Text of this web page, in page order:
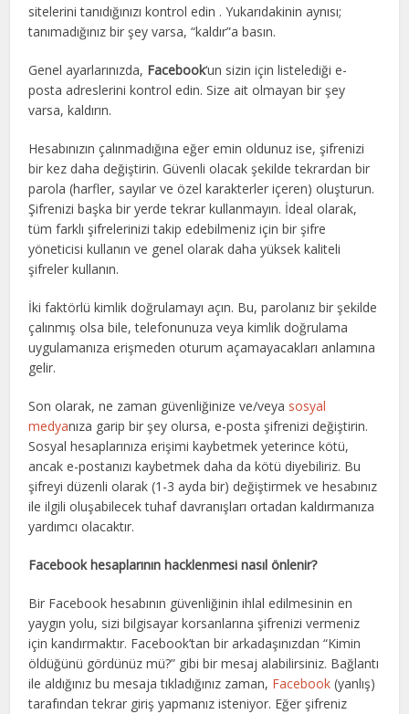
sitelerini tanıdığınızı kontrol edin . Yukarıdakinin aynısı;
tanımadığınız bir şey varsa, “kaldır”a basın.
Genel ayarlarınızda, Facebook‘un sizin için listelediği e-
posta adreslerini kontrol edin. Size ait olmayan bir şey
varsa, kaldırın.
Hesabınızın çalınmadığına eğer emin oldunuz ise, şifrenizi
bir kez daha değiştirin. Güvenli olacak şekilde tekrardan bir
parola (harfler, sayılar ve özel karakterler içeren) oluşturun.
Şifrenizi başka bir yerde tekrar kullanmayın. İdeal olarak,
tüm farklı şifrelerinizi takip edebilmeniz için bir şifre
yöneticisi kullanın ve genel olarak daha yüksek kaliteli
şifreler kullanın.
İki faktörlü kimlik doğrulamayı açın. Bu, parolanız bir şekilde
çalınmış olsa bile, telefonunuza veya kimlik doğrulama
uygulamanıza erişmeden oturum açamayacakları anlamına
gelir.
Son olarak, ne zaman güvenliğinize ve/veya sosyal
medyanıza garip bir şey olursa, e-posta şifrenizi değiştirin.
Sosyal hesaplarınıza erişimi kaybetmek yeterince kötü,
ancak e-postanızı kaybetmek daha da kötü diyebiliriz. Bu
şifreyi düzenli olarak (1-3 ayda bir) değiştirmek ve hesabınız
ile ilgili oluşabilecek tuhaf davranışları ortadan kaldırmanıza
yardımcı olacaktır.
Facebook hesaplarının hacklenmesi nasıl önlenir?
Bir Facebook hesabının güvenliğinin ihlal edilmesinin en
yaygın yolu, sizi bilgisayar korsanlarına şifrenizi vermeniz
için kandırmaktır. Facebook’tan bir arkadaşınızdan “Kimin
öldüğünü gördünüz mü?” gibi bir mesaj alabilirsiniz. Bağlantı
ile aldığınız bu mesaja tıkladığınız zaman, Facebook (yanlış)
tarafından tekrar giriş yapmanız isteniyor. Eğer şifreniz